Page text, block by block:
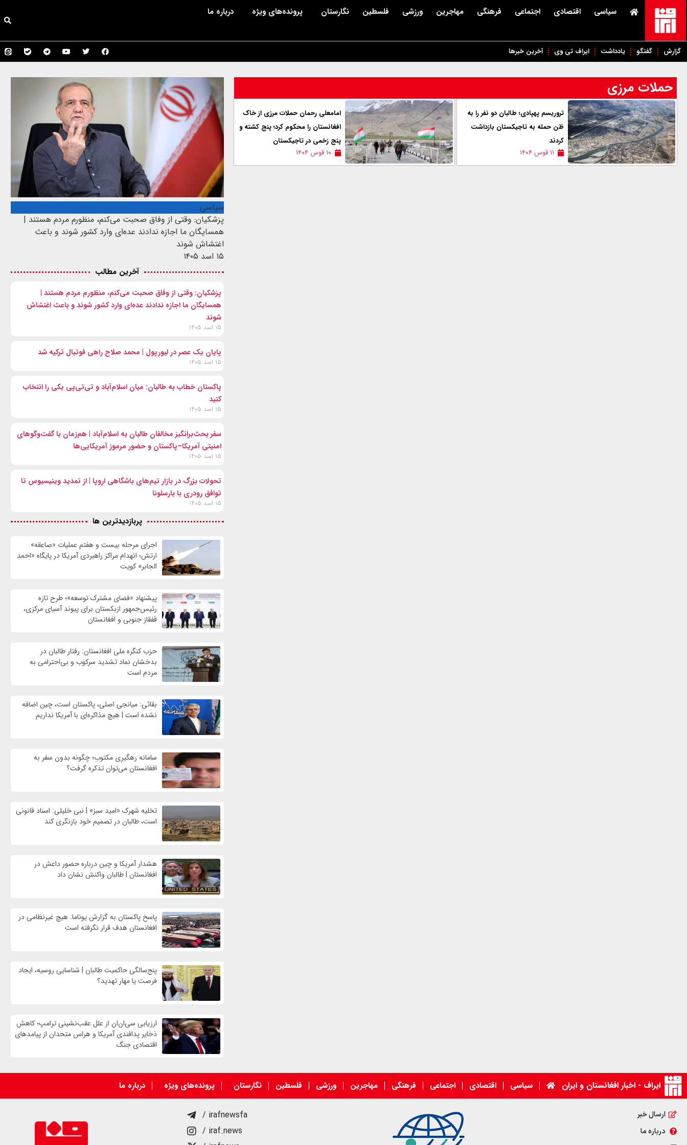
سیاسی اقتصادی اجتماعی فرهنگی مهاجرین ورزشی فلسطین نگارستان پرونده‌های ویژه درباره ما
گزارش گفتگو یادداشت ایراف تی وی آخرین خبرها
حملات مرزی
تروریسم پهپادی؛ طالبان دو نفر را به
ظن حمله به تاجیکستان بازداشت
کردند
۱۱ قوس ۱۴۰۴
امامعلی رحمان حملات مرزی از خاک
افغانستان را محکوم کرد؛ پنج کشته و
پنج زخمی در تاجیکستان
۱۰ قوس ۱۴۰۴
سیاسی
پزشکیان: وقتی از وفاق صحبت می‌کنم، منظورم مردم هستند |
همسایگان ما اجازه ندادند عده‌ای وارد کشور شوند و باعث
اغتشاش شوند
۱۵ اسد ۱۴۰۵
آخرین مطالب
پزشکیان: وقتی از وفاق صحبت می‌کنم، منظورم مردم هستند |
همسایگان ما اجازه ندادند عده‌ای وارد کشور شوند و باعث اغتشاش
شوند
۱۵ اسد ۱۴۰۵
پایان یک عصر در لیورپول | محمد صلاح راهی فوتبال ترکیه شد
۱۵ اسد ۱۴۰۵
پاکستان خطاب به طالبان: میان اسلام‌آباد و تی‌تی‌پی یکی را انتخاب
کنید
۱۵ اسد ۱۴۰۵
سفر بحث‌برانگیز مخالفان طالبان به اسلام‌آباد | هم‌زمان با گفت‌وگوهای
امنیتی آمریکا–پاکستان و حضور مرموز آمریکایی‌ها
۱۵ اسد ۱۴۰۵
تحولات بزرگ در بازار تیم‌های باشگاهی اروپا | از تمدید وینیسیوس تا
توافق رودری با بارسلونا
۱۵ اسد ۱۴۰۵
پربازدیدترین ها
اجرای مرحله بیست و هفتم عملیات «صاعقه»
ارتش؛ انهدام مراکز راهبردی آمریکا در پایگاه «احمد
الجابر» کویت
پیشنهاد «فضای مشترک توسعه»؛ طرح تازه
رئیس‌جمهور ازبکستان برای پیوند آسیای مرکزی،
قفقاز جنوبی و افغانستان
حزب کنگره ملی افغانستان: رفتار طالبان در
بدخشان نماد تشدید سرکوب و بی‌احترامی به
مردم است
بقائی: میانجی اصلی، پاکستان است، چین اضافه
نشده است | هیچ مذاکره‌ای با آمریکا نداریم
سامانه رهگیری مکتوب؛ چگونه بدون سفر به
افغانستان می‌توان تذکره گرفت؟
تخلیه شهرک «امید سبز» | نبی خلیلی: اسناد قانونی
است، طالبان در تصمیم خود بازنگری کند
هشدار آمریکا و چین درباره حضور داعش در
افغانستان | طالبان واکنش نشان داد
پاسخ پاکستان به گزارش یوناما: هیچ غیرنظامی در
افغانستان هدف قرار نگرفته است
پنج‌سالگی حاکمیت طالبان | شناسایی روسیه، ایجاد
فرصت‌ یا مهار تهدید؟
ارزیابی سی‌ان‌ان از علل عقب‌نشینی ترامپ؛ کاهش
ذخایر پدافندی آمریکا و هراس متحدان از پیامدهای
اقتصادی جنگ
ایراف - اخبار افغانستان و ایران سیاسی اقتصادی اجتماعی فرهنگی مهاجرین ورزشی فلسطین نگارستان پرونده‌های ویژه درباره ما
ارسال خبر
درباره ما
/ irafnewsfa
/ iraf.news